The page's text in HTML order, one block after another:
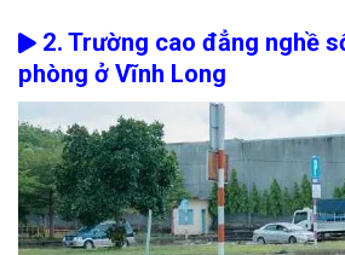
2. Trường cao đẳng nghề
phòng ở Vĩnh Long